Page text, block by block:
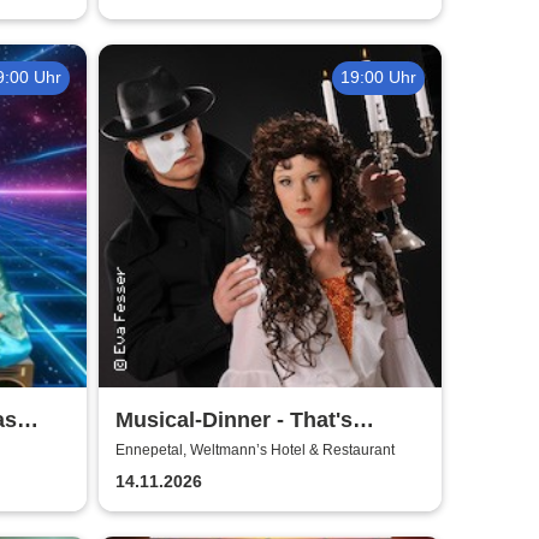
Uhr 19:00 Uhr
Musical-Dinner - That's
Entertainment
Ennepetal, Weltmann’s Hotel & Restaurant
14.11.2026